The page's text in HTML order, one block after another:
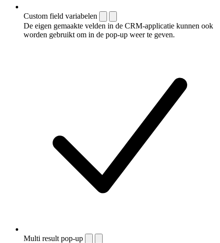
Custom field variabelen
De eigen gemaakte velden in de CRM-applicatie kunnen ook
worden gebruikt om in de pop-up weer te geven.
Multi result pop-up